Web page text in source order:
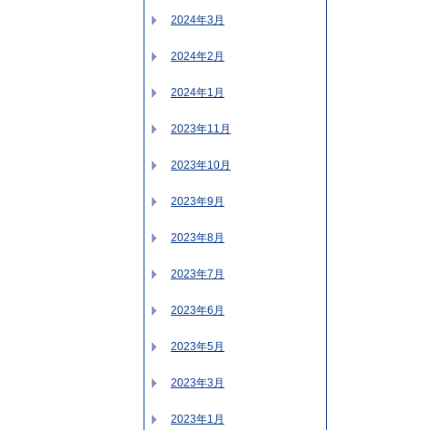
2024年3月
2024年2月
2024年1月
2023年11月
2023年10月
2023年9月
2023年8月
2023年7月
2023年6月
2023年5月
2023年3月
2023年1月